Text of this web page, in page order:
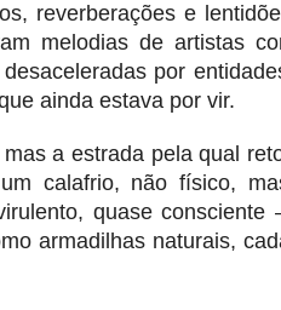
reverberações e
melodias de artistas
por
ainda estava por vir.
a estrada pela qual
calafrio, não físico,
quase
armadilhas naturais,